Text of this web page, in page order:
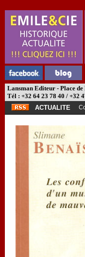
Lansman Editeur - Place
Tél : +32 64 23 78 40 / +32
ACTUALITE